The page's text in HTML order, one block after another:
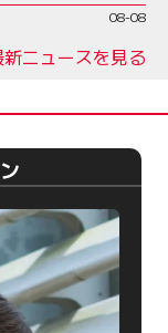
08-08
ニュースを見る